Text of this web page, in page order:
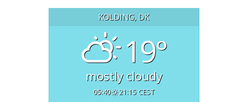
KOLDING, DK
19°
mostly cloudy
05:40
21:15 CEST